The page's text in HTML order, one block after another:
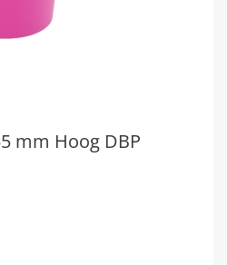
mm Hoog DBP